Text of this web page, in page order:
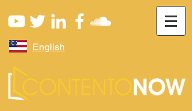
English